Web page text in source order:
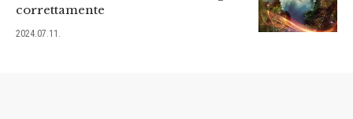
correttamente
2024.07.11.